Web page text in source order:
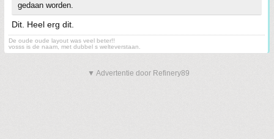
gedaan worden.
Dit. Heel erg dit.
De oude oude layout was veel beter!!
vosss is de naam, met dubbel s welteverstaan.
▼ Advertentie door Refinery89